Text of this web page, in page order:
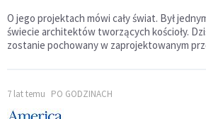
O jego projektach mówi cały świat. Był
świecie architektów tworzących kościoły.
zostanie pochowany w zaprojektowanym
7 lat temu PO GODZINACH